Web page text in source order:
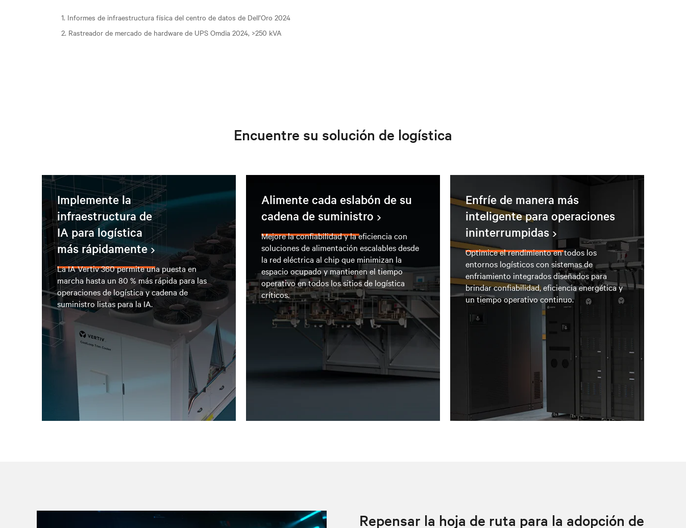
1. Informes de infraestructura física del centro de datos de Dell’Oro 2024
2. Rastreador de mercado de hardware de UPS Omdia 2024, >250 kVA
Encuentre su solución de logística
Implemente la
infraestructura de
IA para logística
más rápidamente
La IA Vertiv 360 permite una puesta en
marcha hasta un 80 % más rápida para las
operaciones de logística y cadena de
suministro listas para la IA.
Alimente cada eslabón de su
cadena de suministro
Mejore la confiabilidad y la eficiencia con
soluciones de alimentación escalables desde
la red eléctrica al chip que minimizan la
espacio ocupado y mantienen el tiempo
operativo en todos los sitios de logística
críticos.
Enfríe de manera más
inteligente para operaciones
ininterrumpidas
Optimice el rendimiento en todos los
entornos logísticos con sistemas de
enfriamiento integrados diseñados para
brindar confiabilidad, eficiencia energética y
un tiempo operativo continuo.
Repensar la hoja de ruta para la adopción de